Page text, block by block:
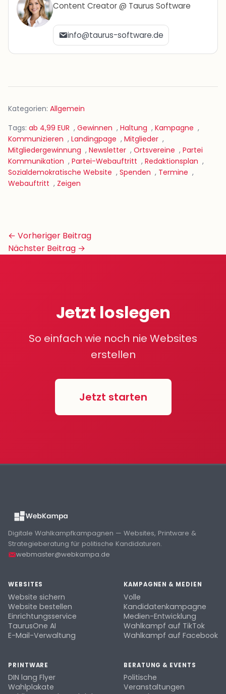
Content Creator @ Taurus Software
info@taurus-software.de
Kategorien: Allgemein
Tags: ab 4,99 EUR , Gewinnen , Haltung , Kampagne ,
Kommunizieren , Landingpage , Mitglieder ,
Mitgliedergewinnung , Newsletter , Ortsvereine , Partei
Kommunikation , Partei-Webauftritt , Redaktionsplan ,
Sozialdemokratische Website , Spenden , Termine ,
Webauftritt , Zeigen
Beitrags-
Navigation
← Vorheriger Beitrag
Nächster Beitrag →
Jetzt loslegen
So einfach wie noch nie Websites
erstellen
Jetzt starten
Digitale Wahlkampfkampagnen — Websites, Printware &
Strategieberatung für politische Kandidaturen.
webmaster@webkampa.de
WEBSITES
Website sichern
Website bestellen
Einrichtungsservice
TaurusOne AI
E-Mail-Verwaltung
KAMPAGNEN & MEDIEN
Volle
Kandidatenkampagne
Medien-Entwicklung
Wahlkampf auf TikTok
Wahlkampf auf Facebook
PRINTWARE
DIN lang Flyer
Wahlplakate
BERATUNG & EVENTS
Politische
Veranstaltungen